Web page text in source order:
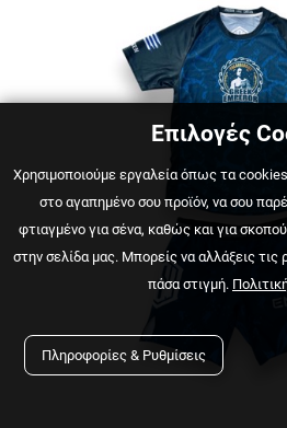
Επιλογές
Χρησιμοποιούμε εργαλεία όπως τα
στο αγαπημένο σου προϊόν, να σου
φτιαγμένο για σένα, καθώς και για
στην σελίδα μας. Μπορείς να αλλάξεις
πάσα στιγμή.
Πληροφορίες & Ρυθμίσεις